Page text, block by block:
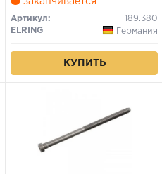
Артикул:
189.380
ELRING
Германия
КУПИТЬ